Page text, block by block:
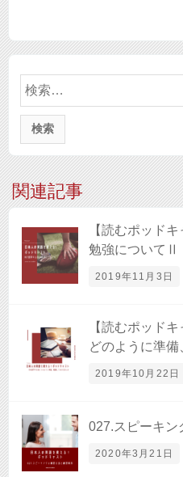
検
索:
関連記事
【読むポッド
勉強についてⅡ
2019年11月3日
【読むポッド
どのように準備
2019年10月22日
027.スピーキン
2020年3月21日